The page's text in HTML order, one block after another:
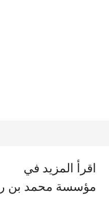
اقرأ المزيد في
مؤسسة محمد بن